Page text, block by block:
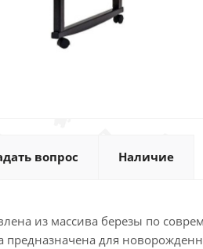
вопрос Наличие
из массива березы по
предназначена для